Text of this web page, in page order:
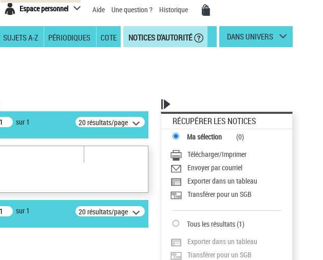
Espace personnel Aide Une question ? Historique
SUJETS A-Z PÉRIODIQUES COTE NOTICES D'AUTORITÉ DANS UNIVERS
sur 1 20 résultats/page
sur 1 20 résultats/page
RÉCUPÉRER LES NOTICES
Ma sélection (0)
Télécharger/Imprimer
Envoyer par courriel
Exporter dans un tableau
Transférer pour un SGB
Tous les résultats(1)
Exporter dans un tableau
Transférer pour un SGB